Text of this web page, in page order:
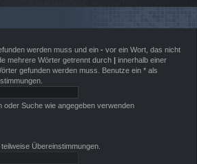
de
n
re
n
werden muss und ein - vor ein Wort, das nicht
mehrere Wörter getrennt durch | innerhalb einer
gefunden werden muss. Benutze ein * als
oder Suche wie angegeben verwenden
Übereinstimmungen.